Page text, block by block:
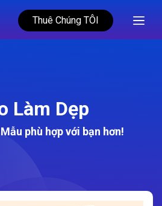
Thuê Chúng TÔI
Làm Dẹp
phù hợp với bạn hơn!